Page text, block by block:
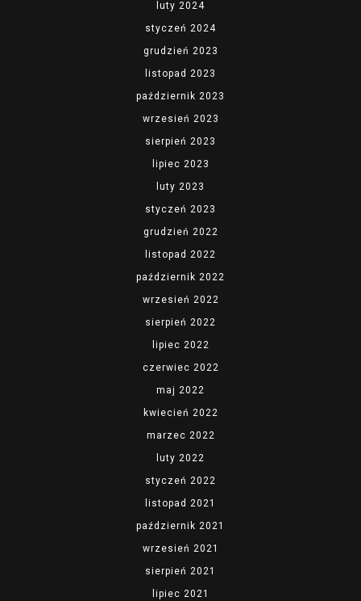
luty 2024
styczeń 2024
grudzień 2023
listopad 2023
październik 2023
wrzesień 2023
sierpień 2023
lipiec 2023
luty 2023
styczeń 2023
grudzień 2022
listopad 2022
październik 2022
wrzesień 2022
sierpień 2022
lipiec 2022
czerwiec 2022
maj 2022
kwiecień 2022
marzec 2022
luty 2022
styczeń 2022
listopad 2021
październik 2021
wrzesień 2021
sierpień 2021
lipiec 2021